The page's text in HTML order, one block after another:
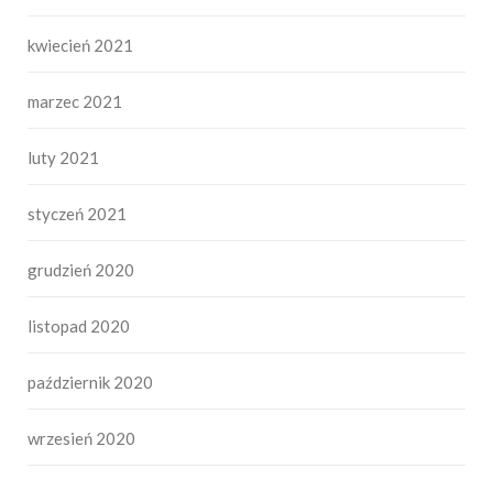
kwiecień 2021
marzec 2021
luty 2021
styczeń 2021
grudzień 2020
listopad 2020
październik 2020
wrzesień 2020